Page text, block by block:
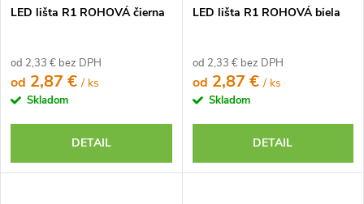
LED lišta R1 ROHOVÁ čierna
od 2,33 € bez DPH
od 2,87 €/ ks
Skladom
DETAIL
LED lišta R1 ROHOVÁ biela
od 2,33 € bez DPH
od 2,87 €/ ks
Skladom
DETAIL